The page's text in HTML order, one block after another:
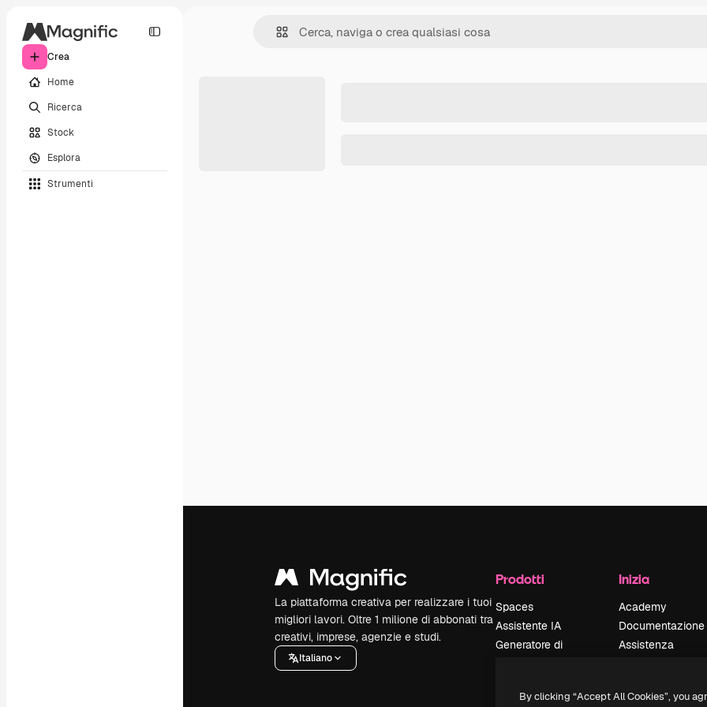
Crea
Home
Ricerca
Stock
Esplora
Strumenti
La piattaforma creativa per realizzare i tuoi
migliori lavori. Oltre 1 milione di abbonati tra
creativi, imprese, agenzie e studi.
Italiano
Prodotti
Spaces
Assistente IA
Generatore di
Inizia
Academy
Documentazione
Assistenza
Politica sulla
By clicking “Accept All Cookies”, you